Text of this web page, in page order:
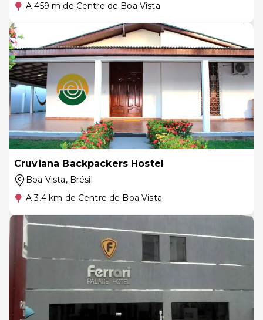
A 459 m de Centre de Boa Vista
Cruviana Backpackers Hostel
Boa Vista, Brésil
A 3.4 km de Centre de Boa Vista